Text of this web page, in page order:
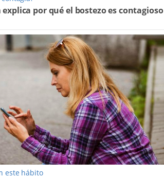
explica por qué el bostezo es contagioso
este hábito